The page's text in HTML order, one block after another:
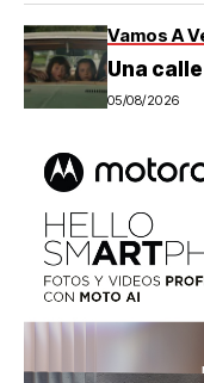
Vamos A
Una
05/08/2026